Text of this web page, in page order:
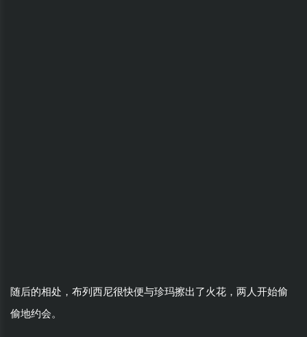
随后的相处，布列西尼很快便与珍玛擦出了火花，两人开始偷
偷地约会。